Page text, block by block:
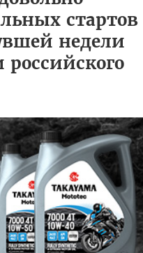
стартов
недели